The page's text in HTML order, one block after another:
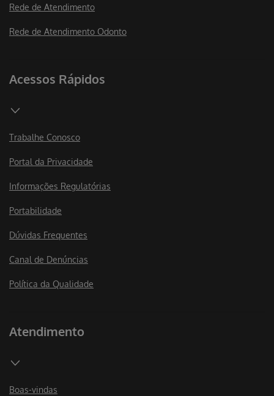
Rede de Atendimento
Rede de Atendimento Odonto
Acessos Rápidos
Trabalhe Conosco
Portal da Privacidade
Informações Regulatórias
Portabilidade
Dúvidas Frequentes
Canal de Denúncias
Política da Qualidade
Atendimento
Boas-vindas